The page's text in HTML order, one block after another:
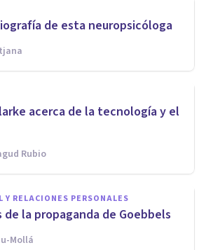
de esta neuropsicóloga
acerca de la tecnología y el
Rubio
RELACIONES PERSONALES
de la propaganda de Goebbels
Mollá